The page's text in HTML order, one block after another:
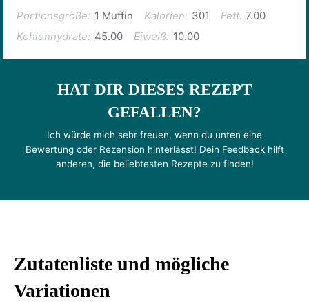
Portionsgröße: 1 Muffin Kalorien: 301 Fett: 7.00
Kohlenhydrate: 45.00 Eiweiß: 10.00
HAT DIR DIESES REZEPT
GEFALLEN?
Ich würde mich sehr freuen, wenn du unten eine
Bewertung oder Rezension hinterlässt! Dein Feedback hilft
anderen, die beliebtesten Rezepte zu finden!
Zutatenliste und mögliche
Variationen